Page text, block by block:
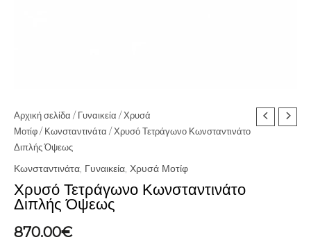
Αρχική σελίδα / Γυναικεία / Χρυσά
Μοτίφ / Κωνσταντινάτα / Χρυσό Τετράγωνο Κωνσταντινάτο
Διπλής Όψεως
Κωνσταντινάτα Γυναικεία Χρυσά Μοτίφ
Χρυσό Τετράγωνο Κωνσταντινάτο
Διπλής Όψεως
870.00€
Χρυσό
Τετράγωνο
Κωνσταντινάτο
Διπλής
Όψεως
ποσότητα